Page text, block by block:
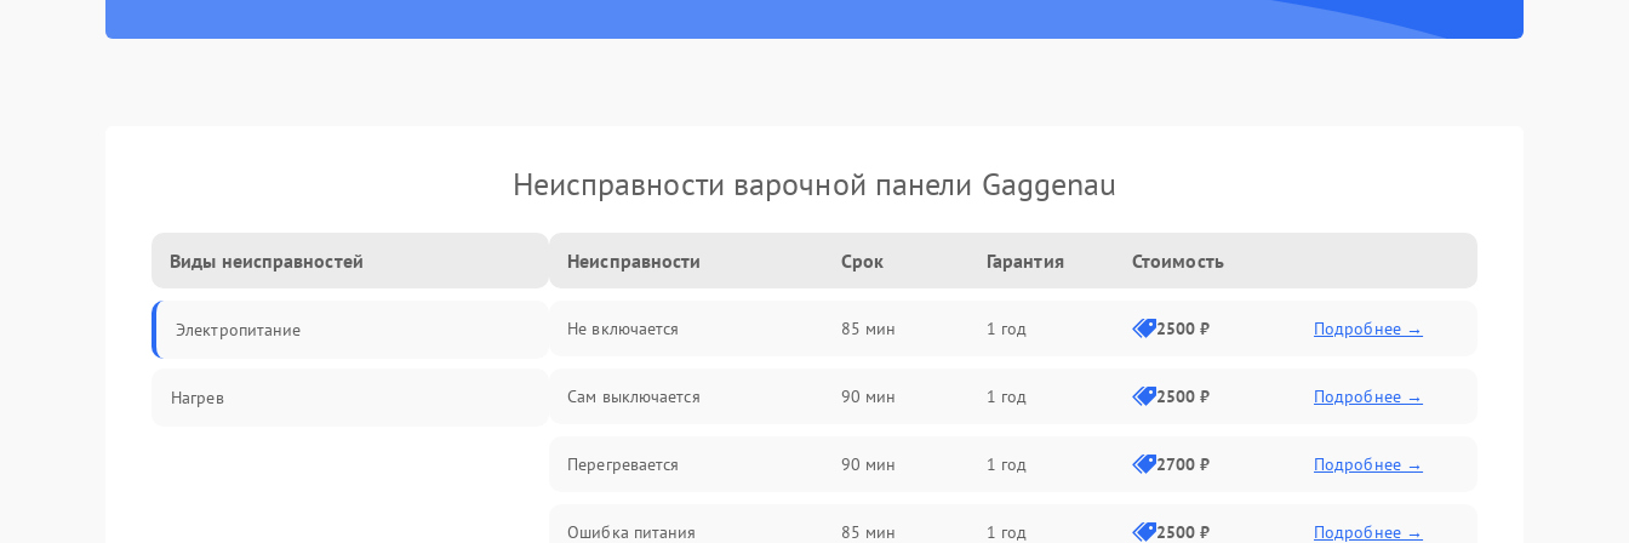
Неисправности варочной панели Gaggenau
Виды неисправностей
Электропитание
Нагрев
Неисправности Срок Гарантия Стоимость
Не включается 85 мин 1 год 2500 ₽ Подробнее →
Сам выключается 90 мин 1 год 2500 ₽ Подробнее →
Перегревается 90 мин 1 год 2700 ₽ Подробнее →
Ошибка питания 85 мин 1 год 2500 ₽ Подробнее →